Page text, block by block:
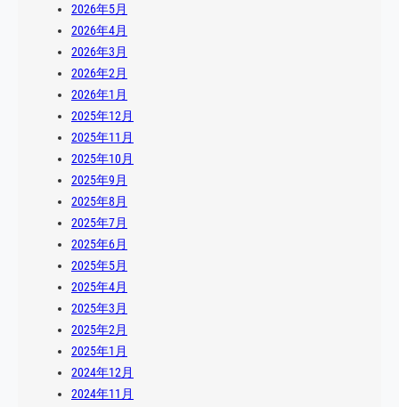
2026年5月
2026年4月
2026年3月
2026年2月
2026年1月
2025年12月
2025年11月
2025年10月
2025年9月
2025年8月
2025年7月
2025年6月
2025年5月
2025年4月
2025年3月
2025年2月
2025年1月
2024年12月
2024年11月